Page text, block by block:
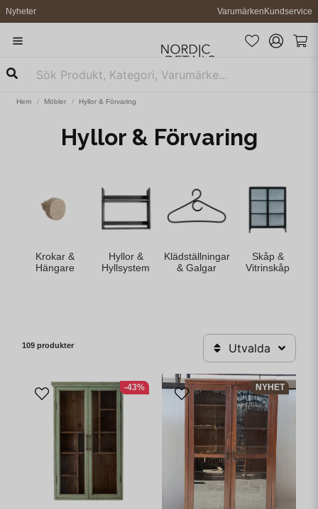
Nyheter VarumärkenKundservice
Hem Möbler Hyllor & Förvaring
Hyllor & Förvaring
Krokar &
Hängare
Hyllor &
Hyllsystem
Klädställningar
& Galgar
Skåp &
Vitrinskåp
109 produkter Utvalda
-43% NYHET